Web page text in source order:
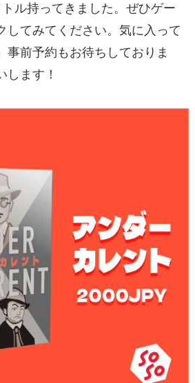
ル持ってきました。ぜひゲー
してみてください。気に入って
事前予約もお待ちしておりま
します！